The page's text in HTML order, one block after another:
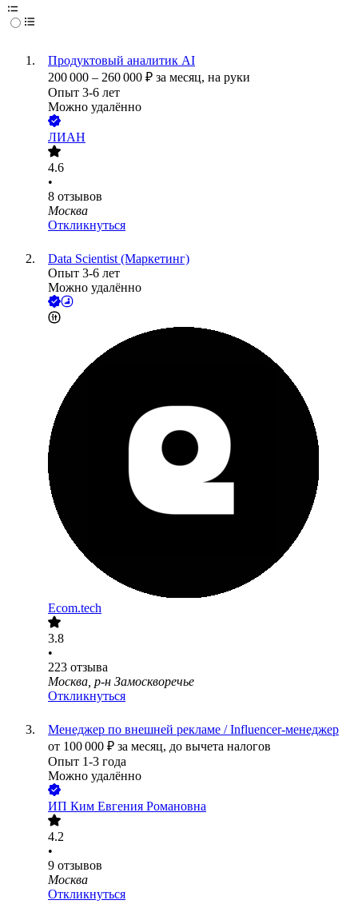
Продуктовый аналитик AI
200 000 – 260 000 ₽ за месяц, на руки
Опыт 3-6 лет
Можно удалённо
ЛИАН
4.6
•
8 отзывов
Москва
Откликнуться
Data Scientist (Маркетинг)
Опыт 3-6 лет
Можно удалённо
Ecom.tech
3.8
•
223 отзыва
Москва, р-н Замоскворечье
Откликнуться
Менеджер по внешней рекламе / Influencer-менеджер
от 100 000 ₽ за месяц, до вычета налогов
Опыт 1-3 года
Можно удалённо
ИП Ким Евгения Романовна
4.2
•
9 отзывов
Москва
Откликнуться